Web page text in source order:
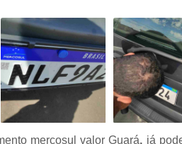
carro
de
mercosul valor Guará, já